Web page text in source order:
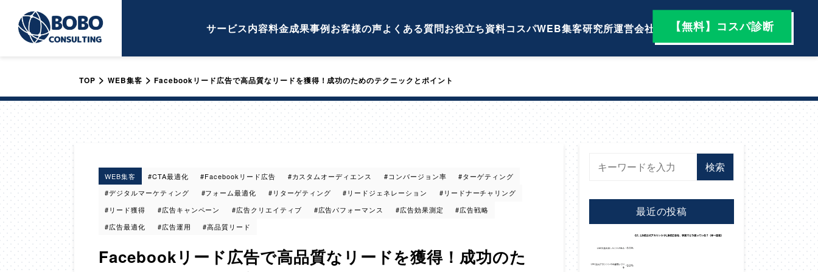
サービス内容料金成果事例お客様の声よくある質問お役立ち資料コスパWEB集客研究所運営会社 【無料】コスパ診断
TOP > WEB集客 >Facebookリード広告で高品質なリードを獲得！成功のためのテクニックとポイント
WEB集客 #CTA最適化 #Facebookリード広告 #カスタムオーディエンス #コンバージョン率
#ターゲティング
#デジタルマーケティング
#フォーム最適化 #リターゲティング #リードジェネレーション
#リードナーチャリング
#リード獲得
#広告キャンペーン #広告クリエイティブ #広告パフォーマンス #広告効果測定
#広告戦略
#広告最適化
#広告運用 #高品質リード
Facebookリード広告で高品質なリードを獲得！成功のた
検索
最近の投稿